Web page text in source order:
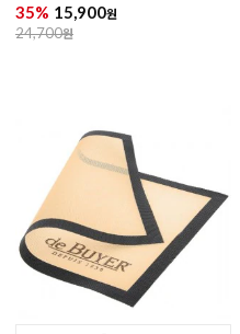
35% 15,900원
24,700원